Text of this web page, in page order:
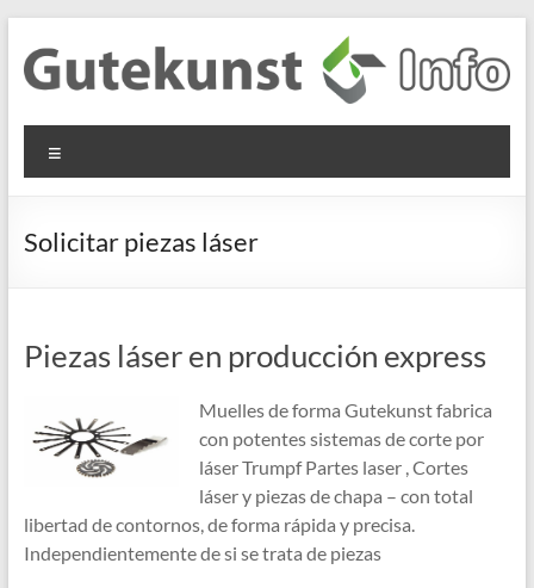
contenido
Gutekunst
Formfedern
GmbH
Informationen
Flachmaterial
Solicitar piezas láser
Piezas láser en producción express
Muelles de forma Gutekunst fabrica
con potentes sistemas de corte por
láser Trumpf Partes laser , Cortes
láser y piezas de chapa – con total
libertad de contornos, de forma rápida y precisa.
Independientemente de si se trata de piezas